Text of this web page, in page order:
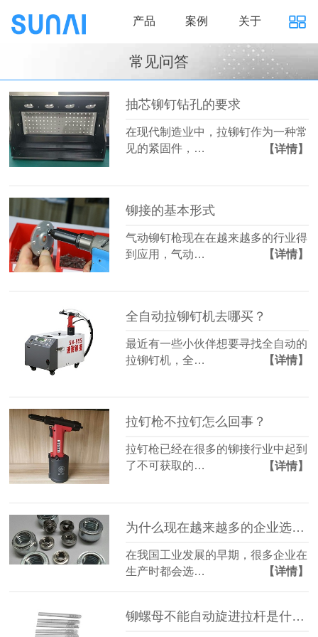
产品 案例 关于
常见问答
抽芯铆钉钻孔的要求
在现代制造业中，拉铆钉作为一种常
见的紧固件，…
【详情】
铆接的基本形式
气动铆钉枪现在在越来越多的行业得
到应用，气动…
【详情】
全自动拉铆钉机去哪买？
最近有一些小伙伴想要寻找全自动的
拉铆钉机，全…
【详情】
拉钉枪不拉钉怎么回事？
拉钉枪已经在很多的铆接行业中起到
了不可获取的…
【详情】
为什么现在越来越多的企业选择铆螺母取代螺丝进行紧固？
在我国工业发展的早期，很多企业在
生产时都会选…
【详情】
铆螺母不能自动旋进拉杆是什么原因？